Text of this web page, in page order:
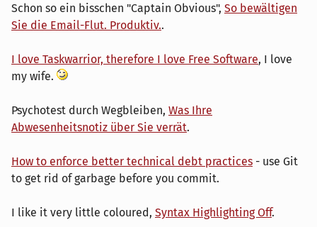
Schon so ein bisschen "Captain Obvious", So bewältigen
Sie die Email-Flut. Produktiv..
I love Taskwarrior, therefore I love Free Software, I love
my wife.
Psychotest durch Wegbleiben, Was Ihre
Abwesenheitsnotiz über Sie verrät.
How to enforce better technical debt practices - use Git
to get rid of garbage before you commit.
I like it very little coloured, Syntax Highlighting Off.